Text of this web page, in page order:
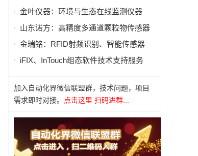
金叶仪器：环境与生态在线监测仪器
山东诺方：高精度多通道颗粒物传感器
金瑞铭：RFID射频识别、智能传感器
iFIX、InTouch组态软件技术支持服务
加入自动化界微信联盟群，技术问题，项目
需求即时对接。
点击这里 扫码进群...